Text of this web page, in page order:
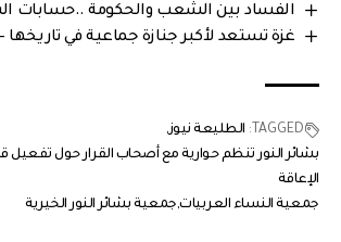
الفساد بين الشعب والحكومة ..حسابات
غزة تستعد لأكبر جنازة جماعية في تاريخها
TAGGED:
الطليعة نيوز
بشائر النور تنظم حوارية مع أصحاب القرار حول
الإعاقة
جمعية النساء العربيات جمعية بشائر النور الخيرية